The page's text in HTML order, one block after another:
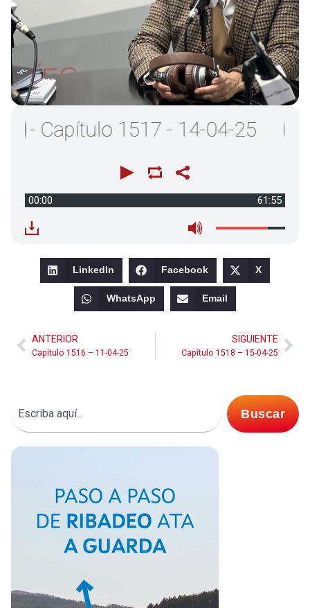
1517 - 14-04-25
00:00 61:55
LinkedIn Facebook X
WhatsApp Email
ANTERIOR
Capítulo 1516 – 11-04-25
SIGUIENTE
Capítulo 1518 – 15-04-25
Buscar